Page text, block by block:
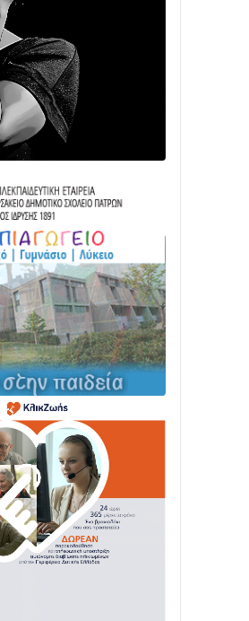
που
«Καμία εκχώρηση
ΕΥΔΑΠ»
2026 | Ερατεινή
Χορός & Γλέντι!
μέρος στο Λυγιά
η Παράκαμψη
Ναυπάκτου
το τμήμα Βόνιτσα –
| Αυτοψία Καββαδά